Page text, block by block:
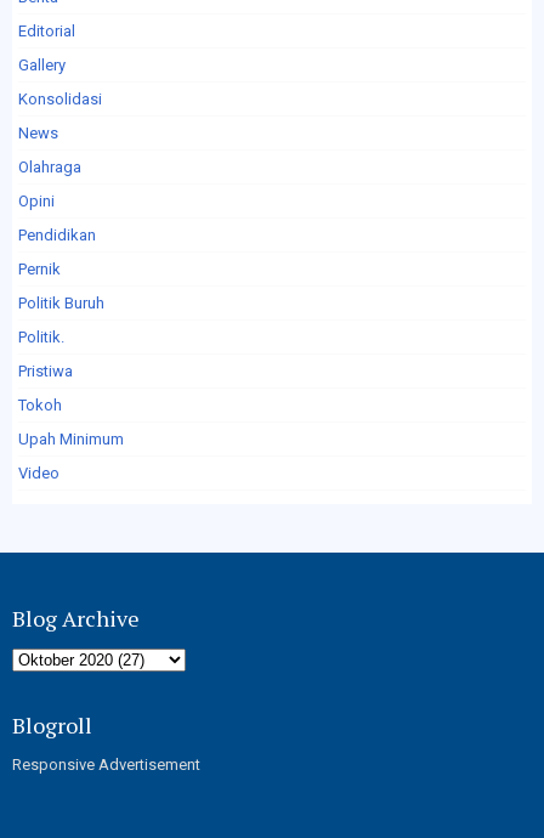
Editorial
Gallery
Konsolidasi
News
Olahraga
Opini
Pendidikan
Pernik
Politik Buruh
Politik.
Pristiwa
Tokoh
Upah Minimum
Video
Blog Archive
Blogroll
Responsive Advertisement